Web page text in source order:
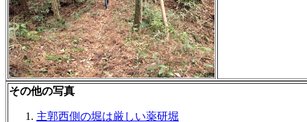
その他の写真
主郭西側の堀は厳しい薬研堀